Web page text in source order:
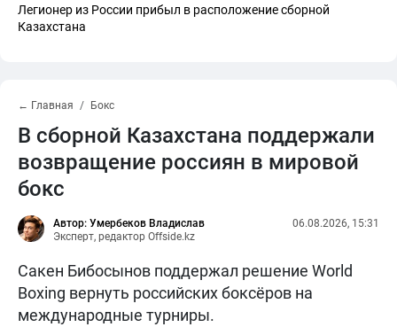
Легионер из России прибыл в расположение сборной
Казахстана
← Главная Бокс
В сборной Казахстана поддержали
возвращение россиян в мировой
бокс
Автор: Умербеков Владислав
Эксперт, редактор Offside.kz
06.08.2026, 15:31
Сакен Бибосынов поддержал решение World
Boxing вернуть российских боксёров на
международные турниры.